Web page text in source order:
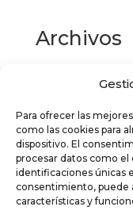
Para ofrecer las
como las cookies para
dispositivo. El
procesar datos como
identificaciones únicas
consentimiento, puede
características y
Archivos
No hay categorías
Meta
Acceder
Feed de entradas